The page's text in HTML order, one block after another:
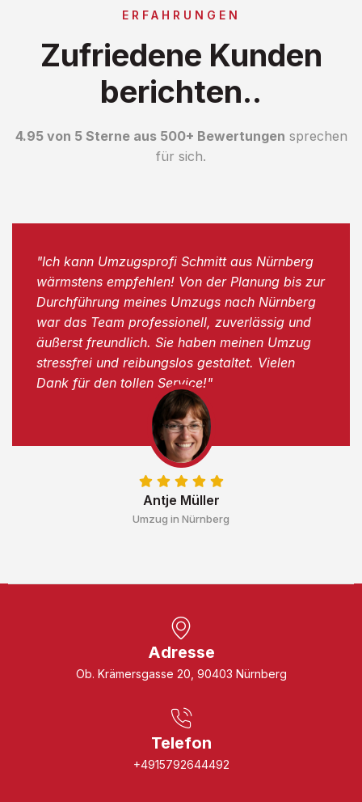
ERFAHRUNGEN
Zufriedene Kunden
berichten..
4.95 von 5 Sterne aus 500+ Bewertungen sprechen
für sich.
Antje Müller
Umzug in Nürnberg
"Ich kann Umzugsprofi Schmitt aus Nürnberg
wärmstens empfehlen! Von der Planung bis zur
Durchführung meines Umzugs nach Nürnberg
war das Team professionell, zuverlässig und
äußerst freundlich. Sie haben meinen Umzug
stressfrei und reibungslos gestaltet. Vielen
Dank für den tollen Service!"
Adresse
Ob. Krämersgasse 20, 90403 Nürnberg
Telefon
+4915792644492